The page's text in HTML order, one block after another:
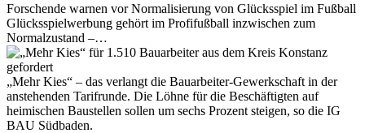
Forschende warnen vor Normalisierung von Glücksspiel im Fußball
Glücksspielwerbung gehört im Profifußball inzwischen zum
Normalzustand –…
„Mehr Kies“ – das verlangt die Bauarbeiter-Gewerkschaft in der
anstehenden Tarifrunde. Die Löhne für die Beschäftigten auf
heimischen Baustellen sollen um sechs Prozent steigen, so die IG
BAU Südbaden.